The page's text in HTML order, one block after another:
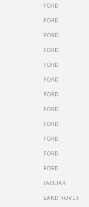
FORD
FORD
FORD
FORD
FORD
FORD
FORD
FORD
FORD
FORD
FORD
FORD
JAGUAR
LAND ROVER